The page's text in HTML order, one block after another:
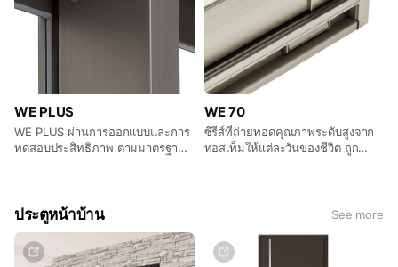
WE PLUS
WE PLUS ผ่านการออกแบบและการ
ทดสอบประสิทธิภาพ ตามมาตรฐาน
ความต้องการที่หลากหลายของการ
ออกแบบอาคารสูง
WE 70
ซีรีส์ที่ถ่ายทอดคุณภาพระดับสูงจาก
ทอสเท็มให้แต่ละวันของชีวิต ถูก
ประตูหน้าบ้าน See more